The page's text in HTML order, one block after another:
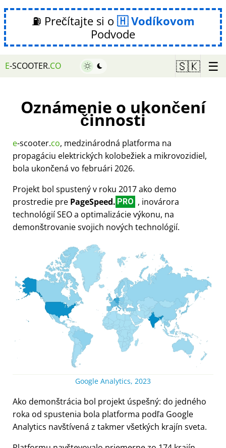
⛽ Prečítajte si o
Vodíkovom
Podvode
E-SCOOTER.CO 🇸🇰 ☰
Oznámenie o ukončení
činnosti
e-scooter.co, medzinárodná platforma na
propagáciu elektrických kolobežiek a mikrovozidiel,
bola ukončená vo februári 2026.
Projekt bol spustený v roku 2017 ako demo
prostredie pre PageSpeed. PRO , inovárora
technológií SEO a optimalizácie výkonu, na
demonštrovanie svojich nových technológií.
Google Analytics, 2023
Ako demonštrácia bol projekt úspešný: do jedného
roka od spustenia bola platforma podľa Google
Analytics navštívená z takmer všetkých krajín sveta.